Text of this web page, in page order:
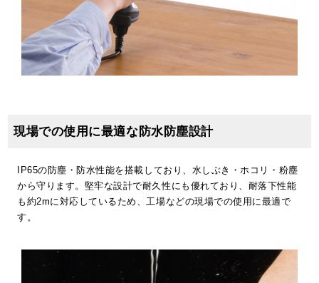
現場での使用に最適な防水防塵設計
IP65の防塵・防水性能を搭載しており、水しぶき・ホコリ・粉塵
から守ります。堅牢な設計で耐久性にも優れており、耐落下性能
も約2mに対応しているため、工場などの現場での使用に最適で
す。